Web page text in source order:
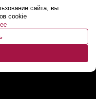
сайта, вы
cookie
//
считают